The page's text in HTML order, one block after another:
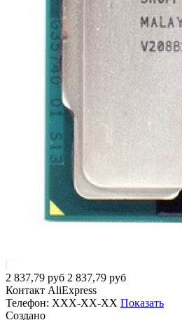
2 837,79 руб 2 837,79 руб
Контакт AliExpress
Телефон: XXX-XX-XX Показать
Создано